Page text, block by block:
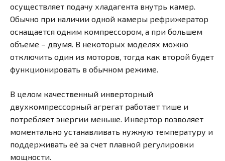
осуществляет подачу хладагента внутрь камер.
Обычно при наличии одной камеры рефрижератор
оснащается одним компрессором, а при большем
объеме – двумя. В некоторых моделях можно
отключить один из моторов, тогда как второй будет
функционировать в обычном режиме.
В целом качественный инверторный
двухкомпрессорный агрегат работает тише и
потребляет энергии меньше. Инвертор позволяет
моментально устанавливать нужную температуру и
поддерживать её за счет плавной регулировки
мощности.